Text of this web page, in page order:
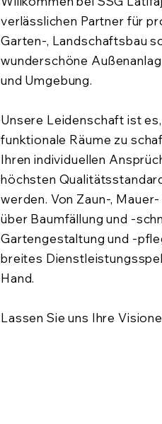
verlässlichen Partner für
Garten-, Landschaftsbau
wunderschöne
und Umgebung.
Unsere Leidenschaft ist
funktionale Räume zu
Ihren individuellen
höchsten
werden. Von Zaun-,
über Baumfällung und -
Gartengestaltung und -
breites
Hand.
Lassen Sie uns Ihre